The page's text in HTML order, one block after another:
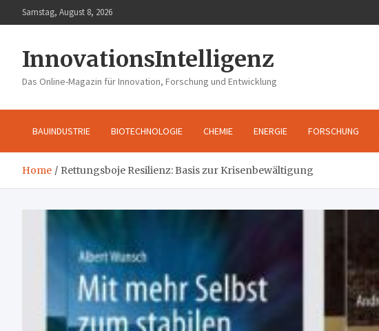
to
Samstag, August 8, 2026
InnovationsIntelligenz
Das Online-Magazin für Innovation, Forschung und Entwicklung
BAUINDUSTRIE BIOTECHNOLOGIE CHEMIE ENERGIE FORSCHUNG
Home Rettungsboje Resilienz: Basis zur Krisenbewältigung